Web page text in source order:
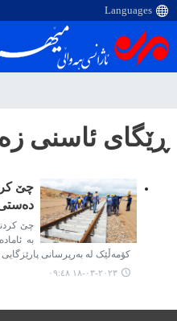
ڕێگای ئاسنی
چێ
چێ
بە
کۆمەڵێک لە بەرپرسانی
٢٠٢٣-٠٣-١٨ ٠٩:٤٨